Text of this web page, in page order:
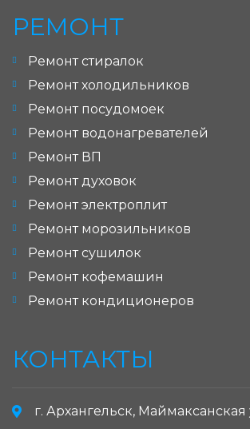
РЕМОНТ
Ремонт стиралок
Ремонт холодильников
Ремонт посудомоек
Ремонт водонагревателей
Ремонт ВП
Ремонт духовок
Ремонт электроплит
Ремонт морозильников
Ремонт сушилок
Ремонт кофемашин
Ремонт кондиционеров
КОНТАКТЫ
г. Архангельск, Маймаксанская